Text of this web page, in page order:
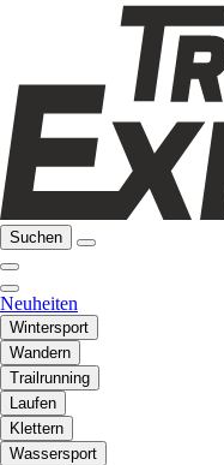
Suchen
Neuheiten
Wintersport
Wandern
Trailrunning
Laufen
Klettern
Wassersport